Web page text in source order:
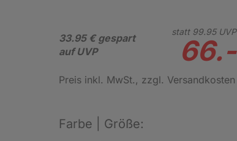
33.95 € gespart
auf UVP
statt 99.95UVP
66.-
Preis inkl. MwSt., zzgl. Versandkosten
Farbe | Größe: